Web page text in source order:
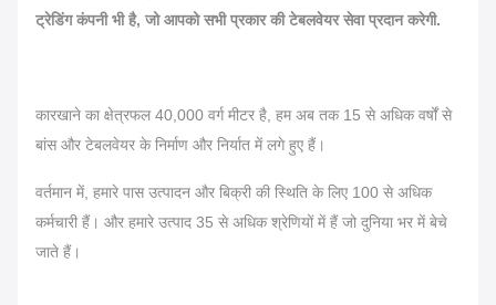
ट्रेडिंग कंपनी भी है, जो आपको सभी प्रकार की टेबलवेयर सेवा प्रदान करेगी.
कारखाने का क्षेत्रफल 40,000 वर्ग मीटर है, हम अब तक 15 से अधिक वर्षों से
बांस और टेबलवेयर के निर्माण और निर्यात में लगे हुए हैं।
वर्तमान में, हमारे पास उत्पादन और बिक्री की स्थिति के लिए 100 से अधिक
कर्मचारी हैं। और हमारे उत्पाद 35 से अधिक श्रेणियों में हैं जो दुनिया भर में बेचे
जाते हैं।